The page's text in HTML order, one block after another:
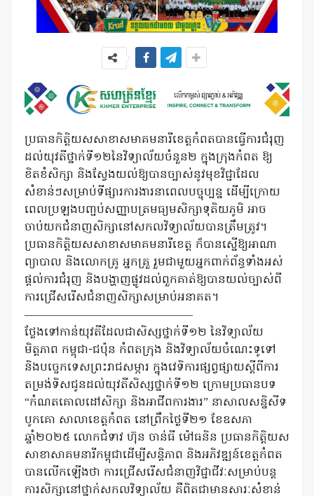
ប្រធានកិត្តិយសសាខាសមាគមនារីខេត្តកំពតបានធ្វើការជំរុញ
ដល់យុវតីថ្នាក់ទី១២នៃវិទ្យាល័យចំនួន២ ក្នុងក្រុងកំពត ឱ្យ
ខិតខំសិក្សា និងស្វែងយល់ឱ្យបានច្បាស់នូវមុខវិជ្ជាដែល
សំខាន់ៗសម្រាប់ទីផ្សារការងារនាពេលបច្ចុប្បន្ន ដើម្បីក្រោយ
ពេលប្រឡងបញ្ជប់សញ្ញាបត្រមធ្យមសិក្សាទុតិយភូមិ អាច
ចាប់យកជំនាញសិក្សានៅសកលវិទ្យាល័យបានត្រឹមត្រូវ។
ប្រធានកិត្តិយសសាខាសមាគមនារីខេត្ត ក៏បានស្នើឱ្យអាណា
ព្យាបាល និងលោកគ្រូ អ្នកគ្រួ រួមជាមួយអ្នកពាក់ព័ន្ធទាំងអស់
ផ្តល់ការជំរុញ និងបង្ហាញផ្លូវដល់ពួកគាត់ឱ្យបានយល់ច្បាស់ពី
ការជ្រើសរើសជំនាញសិក្សាសម្រាប់អនាគត។
———————————————
ថ្លែងទៅកាន់យុវតីដែលជាសិស្សថ្នាក់ទី១២ នៃវិទ្យាល័យ
មិត្តភាព កម្ពុជា-ជប៉ុន កំពតក្រុង និងវិទ្យាល័យចំណេះទូទៅ
និងបច្ចេកទេសព្រះរាជសម្ភារ ក្នុងវេទិការផ្សព្វផ្សាយស្តីពីការ
តម្រង់ទិសជូនដល់យុវតីសិស្សថ្នាក់ទី១២ ក្រោមប្រធានបទ
“កំណតគោលដៅសិក្សា និងអាជីពការងារ” នាសាលសន្និសីទ
បូកគោ សាលាខេត្តកំពត នៅព្រឹកថ្ងៃទី២១ ខែឧសភា
ឆ្នាំ២០២៥ លោកជំទាវ ហ៊ុន ចាន់ធី ម៉ៅធនិន ប្រធានកិត្តិយស
សាខាសាគមនារីកម្ពុជាដើម្បីសន្តិភាព និងអភិវឌ្ឍន៍ខេត្តកំពត
បានលើកឡើងថា ការជ្រើសរើសជំនាញវិជ្ជាជីវៈសម្រាប់បន្ត
ការសិក្សានៅថ្នាក់សកលវិទ្យាល័យ គឺពិតជាមានសារៈសំខាន់